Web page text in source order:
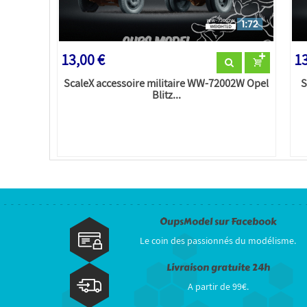
13,00 €
ScaleX accessoire militaire WW-72002W Opel
Blitz...
OupsModel sur Facebook
Le coin des passionnés du modélisme.
Livraison gratuite 24h
A partir de 99€.